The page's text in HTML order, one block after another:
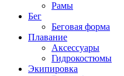
Рамы
Бег
Беговая форма
Плавание
Аксессуары
Гидрокостюмы
Экипировка